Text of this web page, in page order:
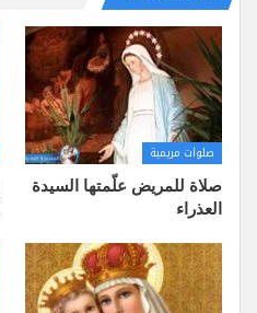
صلوات مريمية
صلاة للمريض علّمتها السيدة
العذراء